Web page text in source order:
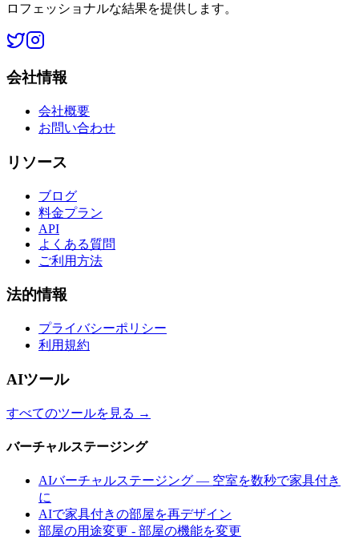
ロフェッショナルな結果を提供します。
会社情報
会社概要
お問い合わせ
リソース
ブログ
料金プラン
API
よくある質問
ご利用方法
法的情報
プライバシーポリシー
利用規約
AIツール
すべてのツールを見る →
バーチャルステージング
AIバーチャルステージング — 空室を数秒で家具付き
に
AIで家具付きの部屋を再デザイン
部屋の用途変更 - 部屋の機能を変更